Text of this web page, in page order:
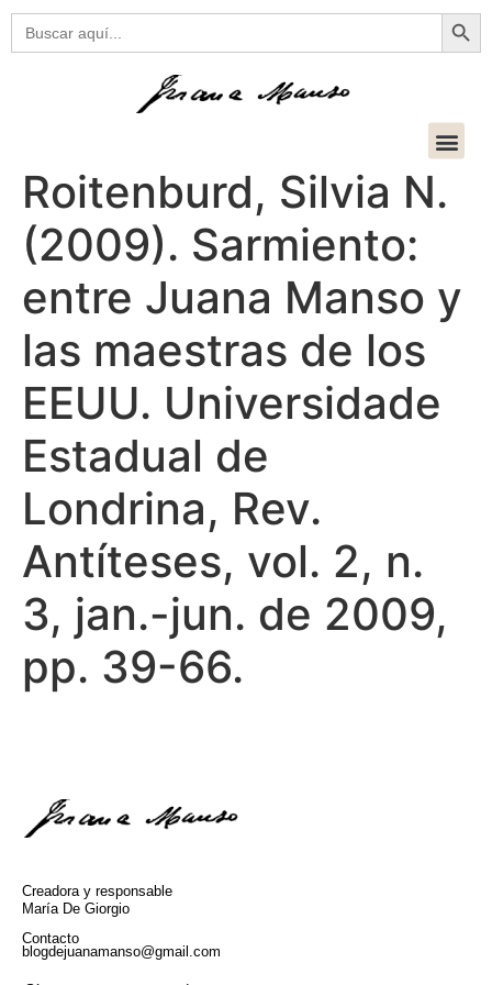
Buscar:
Roitenburd, Silvia N.
(2009). Sarmiento:
entre Juana Manso y
las maestras de los
EEUU. Universidade
Estadual de
Londrina, Rev.
Antíteses, vol. 2, n.
3, jan.-jun. de 2009,
pp. 39-66.
Creadora y responsable
María De Giorgio
Contacto
blogdejuanamanso@gmail.com